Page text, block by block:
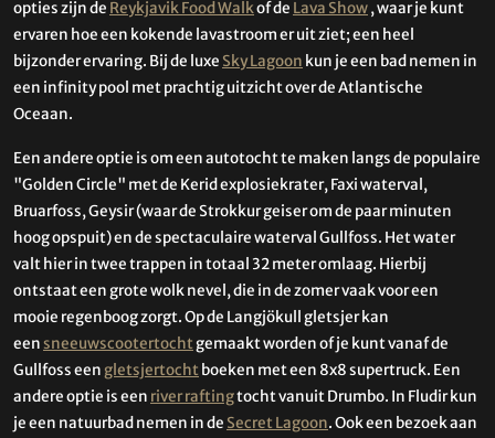
opties zijn de Reykjavik Food Walkof de Lava Show, waar je kunt
ervaren hoe een kokende lavastroom er uit ziet; een heel
bijzonder ervaring. Bij de luxe Sky Lagoon kun je een bad nemen in
een infinity pool met prachtig uitzicht over de Atlantische
Oceaan.
Een andere optie is om een autotocht te maken langs de populaire
"Golden Circle" met de Kerid explosiekrater, Faxi waterval,
Bruarfoss, Geysir (waar de Strokkur geiser om de paar minuten
hoog opspuit) en de spectaculaire waterval Gullfoss. Het water
valt hier in twee trappen in totaal 32 meter omlaag. Hierbij
ontstaat een grote wolk nevel, die in de zomer vaak voor een
mooie regenboog zorgt. Op de Langjökull gletsjer kan
eensneeuwscootertochtgemaakt worden of je kunt vanaf de
Gullfoss een gletsjertochtboeken met een 8x8 supertruck. Een
andere optie is een river raftingtocht vanuit Drumbo. In Fludir kun
je een natuurbad nemen in de Secret Lagoon. Ook een bezoek aan